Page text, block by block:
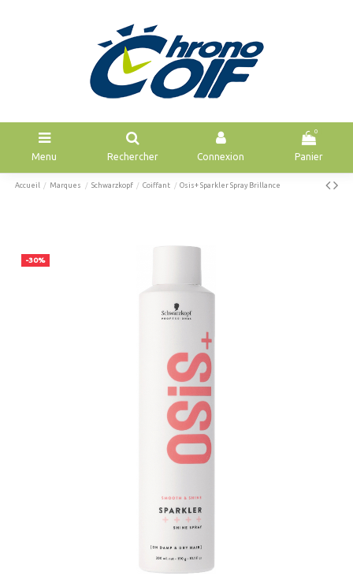
Menu Rechercher Connexion
0
Panier
Accueil Marques Schwarzkopf Coiffant Osis+ Sparkler Spray Brillance
-30%